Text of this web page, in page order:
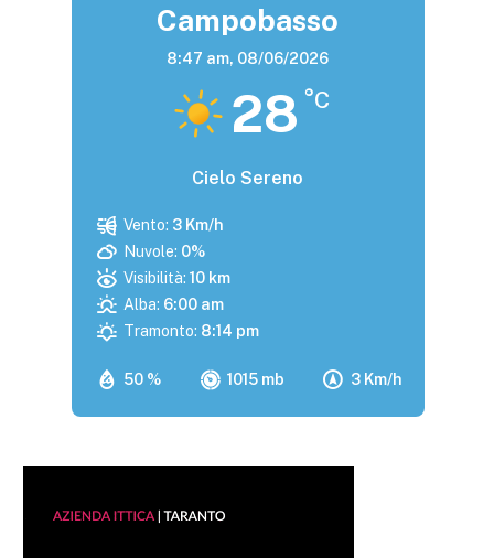
Campobasso
8:47 am, 08/06/2026
28 °C
Cielo Sereno
50 % 1015 mb 3 Km/h
Vento: 3 Km/h
Nuvole: 0%
Visibilità: 10 km
Alba: 6:00 am
Tramonto: 8:14 pm